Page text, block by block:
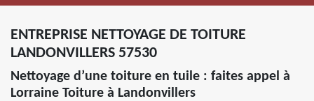
ENTREPRISE NETTOYAGE DE TOITURE
LANDONVILLERS 57530
Nettoyage d’une toiture en tuile : faites appel à
Lorraine Toiture à Landonvillers